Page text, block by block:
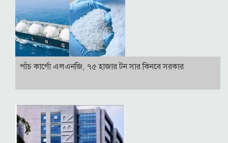
পাঁচ কার্গো এলএনজি, ৭৫ হাজার টন সার কিনবে সরকার